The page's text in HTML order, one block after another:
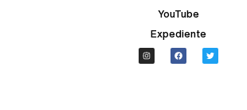
YouTube
Expediente